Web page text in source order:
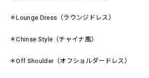
＊Lounge Dress（ラウンジドレス）
＊Chinse Style（チャイナ風）
＊Off Shoulder（オフショルダードレス）